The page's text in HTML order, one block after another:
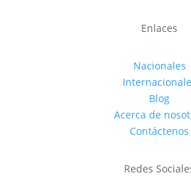
Enlaces
Nacionales
Blog
Acerca de
Contáctenos
Redes